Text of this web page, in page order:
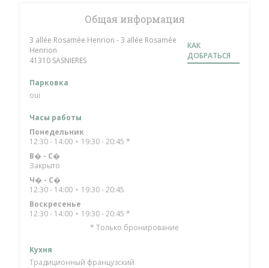
Общая информация
3 allée Rosamée Henrion - 3 allée Rosamée
Henrion
41310 SASNIERES((открывается в новом окне))
КАК
ДОБРАТЬСЯ
Парковка
oui
Часы работы
Понедельник
12:30 - 14:00 • 19:30 - 20:45 *
В� - С�
Закрыто
Ч� - С�
12:30 - 14:00 • 19:30 - 20:45
Воскресенье
12:30 - 14:00 • 19:30 - 20:45 *
* Только бронирование
Кухня
Традиционный французский